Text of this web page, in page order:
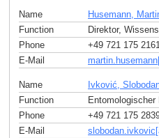
Name
Husemann,
Function
Direktor,
Phone
+49 721 175
E-Mail
Name
Ivković,
Function
Entomologischer
Phone
+49 721 175
E-Mail